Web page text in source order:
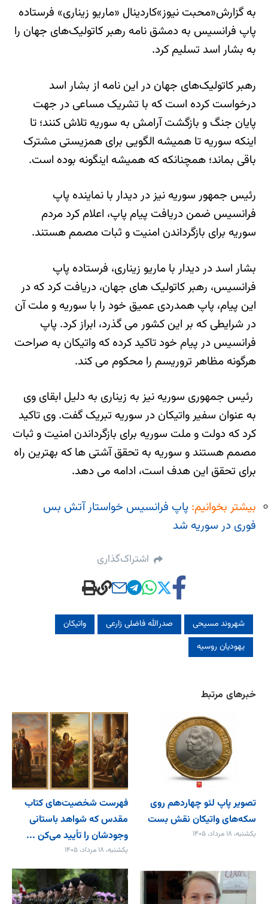
به گزارش«محبت نیوز»کاردینال «ماریو زیناری» فرستاده
پاپ فرانسیس به دمشق نامه رهبر کاتولیک‌های جهان را
به بشار اسد تسلیم کرد.
رهبر کاتولیک‌های جهان در این نامه از بشار اسد
درخواست کرده است که با تشریک مساعی در جهت
پایان جنگ و بازگشت آرامش به سوریه تلاش کنند؛ تا
اینکه سوریه تا همیشه الگویی برای همزیستی مشترک
باقی بماند؛ همچنانکه که همیشه اینگونه بوده است.
رئیس جمهور سوریه نیز در دیدار با نماینده پاپ
فرانسیس ضمن دریافت پیام پاپ، اعلام کرد مردم
سوریه برای بازگرداندن امنیت و ثبات مصمم هستند.
بشار اسد در دیدار با ماریو زیناری، فرستاده پاپ
فرانسیس، رهبر کاتولیک های جهان، دریافت کرد که در
این پیام، پاپ همدردی عمیق خود را با سوریه و ملت آن
در شرایطی که بر این کشور می گذرد، ابراز کرد. پاپ
فرانسیس در پیام خود تاکید کرده که واتیکان به صراحت
هرگونه مظاهر تروریسم را محکوم می کند.
رئیس جمهوری سوریه نیز به زیناری به دلیل ابقای وی
به عنوان سفیر واتیکان در سوریه تبریک گفت. وی تاکید
کرد که دولت و ملت سوریه برای بازگرداندن امنیت و ثبات
مصمم هستند و سوریه به تحقق آشتی ها که بهترین راه
برای تحقق این هدف است، ادامه می دهد.
بیشتر بخوانیم: پاپ فرانسیس خواستار آتش بس
فوری در سوریه شد
اشتراک‌گذاری
شهروند مسیحی صدرالله فاضلی زارعی
واتیکان
یهودیان روسیه
خبرهای مرتبط
تصویر پاپ لئو چهاردهم روی
سکه‌های واتیکان نقش بست
یکشنبه، ۱۸ مرداد، ۱۴۰۵
فهرست شخصیت‌های کتاب
مقدس که شواهد باستانی
وجودشان را تأیید می‌کن ...
یکشنبه، ۱۸ مرداد، ۱۴۰۵